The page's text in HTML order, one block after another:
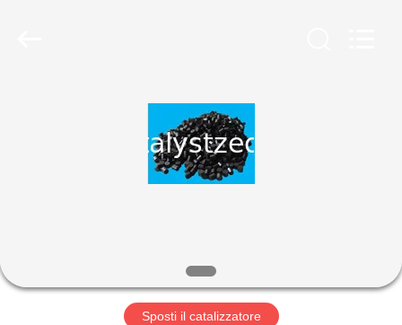
GIRO
Sposti il catalizzatore